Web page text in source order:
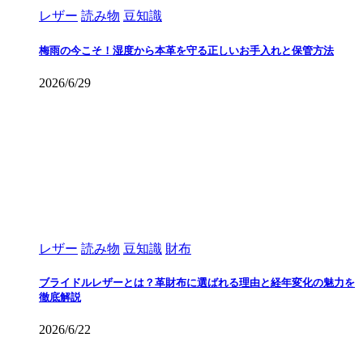
レザー 読み物 豆知識
梅雨の今こそ！湿度から本革を守る正しいお手入れと保管方法
2026/6/29
レザー 読み物 豆知識 財布
ブライドルレザーとは？革財布に選ばれる理由と経年変化の魅力を
徹底解説
2026/6/22